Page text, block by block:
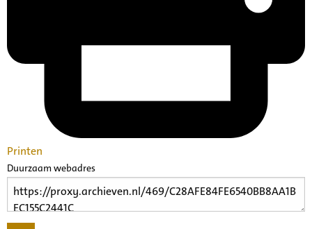
Printen
Duurzaam webadres